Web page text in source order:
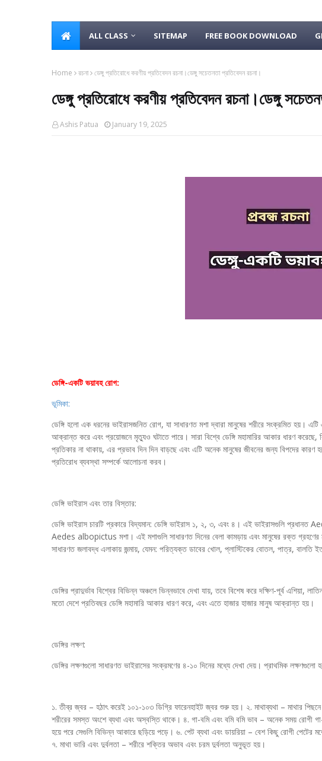
ALL CLASS SITEMAP FREE BOOK DOWNLOAD
Home রচনা ডেঙ্গু প্রতিরোধে করণীয় প্রতিবেদন রচনা।ডেঙ্গু সচেতনতা প্রতিবেদন রচনা।
ডেঙ্গু প্রতিরোধে করণীয় প্রতিবেদন রচনা।ডেঙ্গু
Ashis Patua January 19, 2025
ডেঙ্গি-একটি ভয়াবহ রোগ:
ভূমিকা:
ডেঙ্গি হলো এক ধরনের ভাইরাসজনিত রোগ, যা সাধারণত মশা দ্বারা মানুষের শরীরে সংক্রমিত হয়।
আক্রান্ত করে এবং প্রয়োজনে মৃত্যুও ঘটাতে পারে। সারা বিশ্বে ডেঙ্গি মহামারির আকার ধারণ
প্রতিকার না থাকায়, এর প্রভাব দিন দিন বাড়ছে এবং এটি অনেক মানুষের জীবনের জন্য বিপদের
প্রতিরোধ ব্যবস্থা সম্পর্কে আলোচনা করব।
ডেঙ্গি ভাইরাস এবং তার বিস্তার:
ডেঙ্গি ভাইরাস চারটি প্রকারে বিদ্যমান: ডেঙ্গি ভাইরাস ১, ২, ৩, এবং ৪। এই ভাইরাসগুলি
Aedes albopictus মশা। এই মশাগুলি সাধারণত দিনের বেলা কামড়ায় এবং মানুষের রক্ত গ্রহণের
সাধারণত জলাবদ্ধ এলাকায় জন্মায়, যেমন: পরিত্যক্ত ডাবের খোল, প্লাস্টিকের বোতল, পাত্র, বালতি
ডেঙ্গির প্রাদুর্ভাব বিশ্বের বিভিন্ন অঞ্চলে ভিন্নভাবে দেখা যায়, তবে বিশেষ করে দক্ষিণ-পূর্ব এশিয়া,
মতো দেশে প্রতিবছর ডেঙ্গি মহামারি আকার ধারণ করে, এবং এতে হাজার হাজার মানুষ আক্রান্ত হয়।
ডেঙ্গির লক্ষণ:
ডেঙ্গির লক্ষণগুলো সাধারণত ভাইরাসের সংক্রমণের ৪-১০ দিনের মধ্যে দেখা দেয়। প্রাথমিক লক্ষণগুলো
১. তীব্র জ্বর – হঠাৎ করেই ১০১-১০৩ ডিগ্রি ফারেনহাইট জ্বর শুরু হয়। ২. মাথাব্যথা – মাথার
শরীরের সমস্ত অংশে ব্যথা এবং অস্বস্তি থাকে। ৪. গা-বমি এবং বমি বমি ভাব – অনেক সময় রোগী
হয়ে পরে সেগুলি বিভিন্ন আকারে ছড়িয়ে পড়ে। ৬. পেট ব্যথা এবং ডায়রিয়া – বেশ কিছু রোগী পেটের
৭. মাথা ভারি এবং দুর্বলতা – শরীরে শক্তির অভাব এবং চরম দুর্বলতা অনুভূত হয়।